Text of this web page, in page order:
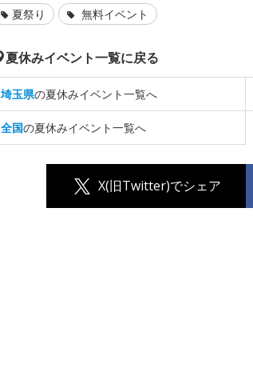
夏祭り 無料イベント
夏休みイベント一覧に戻る
埼玉県の夏休みイベント一覧へ
全国の夏休みイベント一覧へ
X(旧Twitter)でシェア